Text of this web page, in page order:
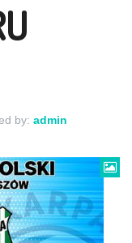
by: admin